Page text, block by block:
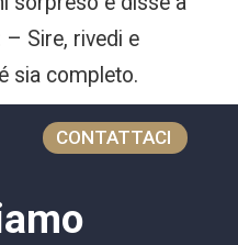
– Sire, rivedi e
sia completo.
CONTATTACI